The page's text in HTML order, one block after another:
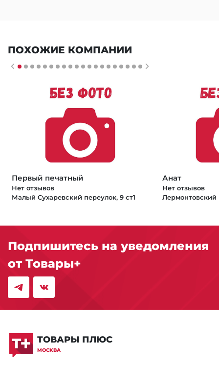
ПОХОЖИЕ КОМПАНИИ
Первый печатный
Нет отзывов
Малый Сухаревский переулок, 9 ст1
Анат
Нет отзывов
Лермонтовский
Подпишитесь на уведомления
от Товары+
ТОВАРЫ ПЛЮС
МОСКВА